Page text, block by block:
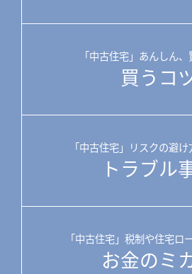
「中古住宅」あんしん
買うコ
「中古住宅」リスクの避
トラブル
「中古住宅」税制や住宅ロ
お金のミ